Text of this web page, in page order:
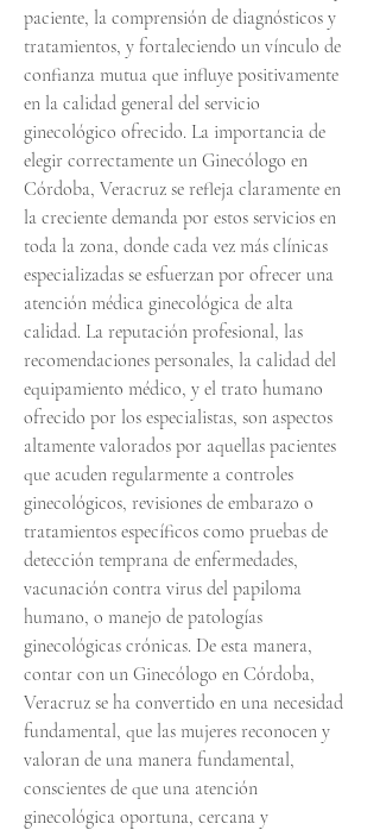
paciente, la comprensión de diagnósticos y
tratamientos, y fortaleciendo un vínculo de
confianza mutua que influye positivamente
en la calidad general del servicio
ginecológico ofrecido. La importancia de
elegir correctamente un Ginecólogo en
Córdoba, Veracruz se refleja claramente en
la creciente demanda por estos servicios en
toda la zona, donde cada vez más clínicas
especializadas se esfuerzan por ofrecer una
atención médica ginecológica de alta
calidad. La reputación profesional, las
recomendaciones personales, la calidad del
equipamiento médico, y el trato humano
ofrecido por los especialistas, son aspectos
altamente valorados por aquellas pacientes
que acuden regularmente a controles
ginecológicos, revisiones de embarazo o
tratamientos específicos como pruebas de
detección temprana de enfermedades,
vacunación contra virus del papiloma
humano, o manejo de patologías
ginecológicas crónicas. De esta manera,
contar con un Ginecólogo en Córdoba,
Veracruz se ha convertido en una necesidad
fundamental, que las mujeres reconocen y
valoran de una manera fundamental,
conscientes de que una atención
ginecológica oportuna, cercana y